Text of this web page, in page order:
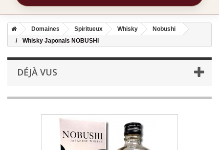
Domaines Spiritueux Whisky
Nobushi
Whisky Japonais NOBUSHI
DÉJÀ VUS